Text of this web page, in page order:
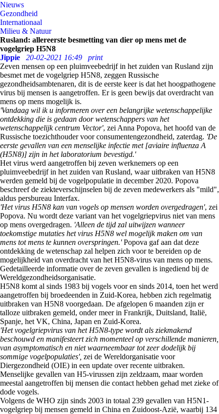
Nieuws
Gezondheid
Internationaal
Milieu & Natuur
Rusland: allereerste besmetting van dier op mens met de
vogelgriep H5N8
Jippie
20-02-2021 16:49
print
Zeven mensen op een pluimveebedrijf in het zuiden van Rusland zijn
besmet met de vogelgriep H5N8, zeggen Russische
gezondheidsambtenaren, dit is de eerste keer is dat het hoogpathogene
virus bij mensen is aangetroffen. Er is geen bewijs dat overdracht van
mens op mens mogelijk is.
'Vandaag wil ik u informeren over een belangrijke wetenschappelijke
ontdekking die is gedaan door wetenschappers van het
wetenschappelijk centrum Vector', zei Anna Popova, het hoofd van de
Russische toezichthouder voor consumentengezondheid, zaterdag. 'De
eerste gevallen van een menselijke infectie met [aviaire influenza A
(H5N8)] zijn in het laboratorium bevestigd.'
Het virus werd aangetroffen bij zeven werknemers op een
pluimveebedrijf in het zuiden van Rusland, waar uitbraken van H5N8
werden gemeld bij de vogelpopulatie in december 2020. Popova
beschreef de ziekteverschijnselen bij de zeven medewerkers als "mild",
aldus persbureau Interfax.
'Het virus H5N8 kan van vogels op mensen worden overgedragen', zei
Popova. Nu wordt deze variant van het vogelgriepvirus niet van mens
op mens overgedragen. 'Alleen de tijd zal uitwijzen wanneer
toekomstige mutaties het virus H5N8 wel mogelijk maken om van
mens tot mens te kunnen overspringen.'Popova gaf aan dat deze
ontdekking de wetenschap zal helpen zich voor te bereiden op de
mogelijkheid van overdracht van het H5N8-virus van mens op mens.
Gedetailleerde informatie over de zeven gevallen is ingediend bij de
Wereldgezondheidsorganisatie.
H5N8 komt al sinds 1983 bij vogels voor en sinds 2014, toen het werd
aangetroffen bij broedeenden in Zuid-Korea, hebben zich regelmatig
uitbraken van H5N8 voorgedaan. De afgelopen 6 maanden zijn er
talloze uitbraken gemeld, onder meer in Frankrijk, Duitsland, Italië,
Spanje, het VK, China, Japan en Zuid-Korea.
'Het vogelgriepvirus van het H5N8-type wordt als ziekmakend
beschouwd en manifesteert zich momenteel op verschillende manieren,
van asymptomatisch en niet waarneembaar tot zeer dodelijk bij
sommige vogelpopulaties', zei de Wereldorganisatie voor
Diergezondheid (OIE) in een update over recente uitbraken.
Menselijke gevallen van H5-virussen zijn zeldzaam, maar worden
meestal aangetroffen bij mensen die contact hebben gehad met zieke of
dode vogels.
Volgens de WHO zijn sinds 2003 in totaal 239 gevallen van H5N1-
vogelgriep bij mensen gemeld in China en Zuidoost-Azië, waarbij 134